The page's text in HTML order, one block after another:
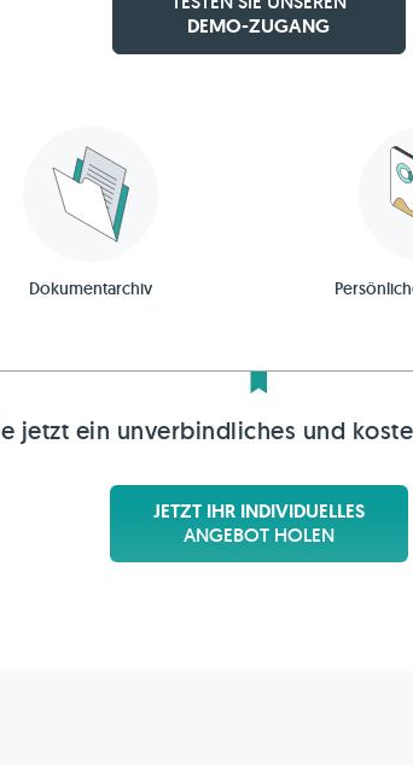
DEMO-ZUGANG
Dokumentarchiv
jetzt ein unverbindliches und
JETZT IHR INDIVIDUELLES
ANGEBOT HOLEN